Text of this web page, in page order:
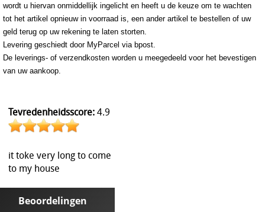
wordt u hiervan onmiddellijk ingelicht en heeft u de keuze om te wachten
tot het artikel opnieuw in voorraad is, een ander artikel te bestellen of uw
geld terug op uw rekening te laten storten.
Levering geschiedt door MyParcel via bpost.
De leverings- of verzendkosten worden u meegedeeld voor het bevestigen
van uw aankoop.
Tevredenheidsscore:4.9
it toke very long to come
to my house
Beoordelingen